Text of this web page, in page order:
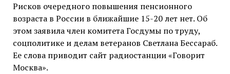
Рисков очередного повышения пенсионного
возраста в России в ближайшие 15-20 лет нет. Об
этом заявила член комитета Госдумы по труду,
соцполитике и делам ветеранов Светлана Бессараб.
Ее слова приводит сайт радиостанции «Говорит
Москва».